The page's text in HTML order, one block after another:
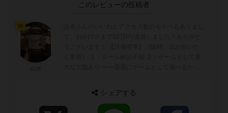
このレビューの投稿者
シェアする